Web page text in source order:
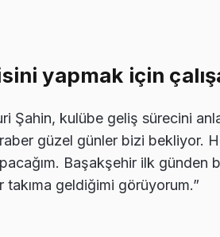
yapmak için
Şahin, kulübe geliş sürecini
güzel günler bizi bekliyor.
Başakşehir ilk günden
geldiğimi görüyorum.”